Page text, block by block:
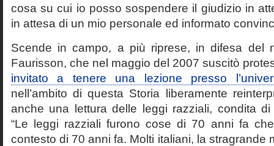
cosa su cui io posso sospendere il giudizio in
in attesa di un mio personale ed informato
Scende in campo, a più riprese, in difesa del
Faurisson, che nel maggio del 2007 suscitò
invitato a tenere una lezione presso
nell’ambito di questa Storia liberamente
anche una lettura delle leggi razziali, condita di
“Le leggi razziali furono cose di 70 anni fa
contesto di 70 anni fa. Molti italiani, la stragrande